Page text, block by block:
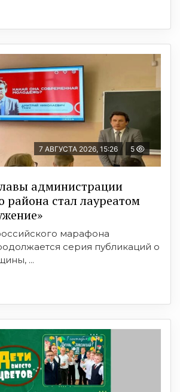
7 АВГУСТА 2026, 15:26 5
администрации
района стал лауреатом
марафона
серия публикаций о
...